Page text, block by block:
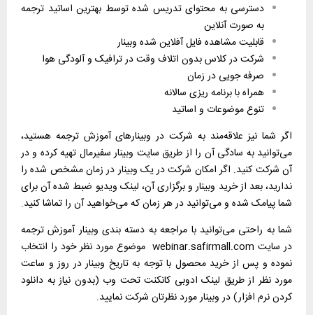
دسترسی به محتوای تدریس شده توسط بهترین اساتید ترجمه
به صورت آنلاین
قابلیت مشاهده فایل آفلاین شده وبینار
شرکت در کلاس بدون اتلاف وقت در ترافیک و آلودگی هوا
صرفه جویی در زمان
همراه با برنامه ریزی سالانه
تنوع موضوعات و اساتید
اگر شما نیز علاقه‌مند به شرکت در وبینارهای آموزش ترجمه هستید،
می‌توانید به سادگی آن را از طریق سایت وبینار سفیرمال تهیه کرده و در
آن شرکت کنید. اگر امکان شرکت در یک وبینار در زمان مشخص شده را
ندارید، بعد از خرید وبینار و برگزاری آن، لینک ویدیو ضبط شده آن برای
شما پیامک شده و می‌توانید در هر زمان که می‌خواهید آن را تماشا کنید.
شما به راحتی می‌توانید با مراجعه به دسته بندی وبینار آموزش ترجمه
در سایت webinar.safirmall.com موضوع مورد نظر خود را انتخاب
نموده و پس از خرید محصول با توجه به تاریخ وبینار در روز و ساعت
مورد نظر از طریق لینک ادوبی کانکنت تحت وب (بدون نیاز به دانلود
کردن نرم افزار) در وبینار مورد نظرتان شرکت نمایید.